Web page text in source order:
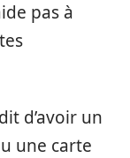
pas à
d’avoir un
une carte